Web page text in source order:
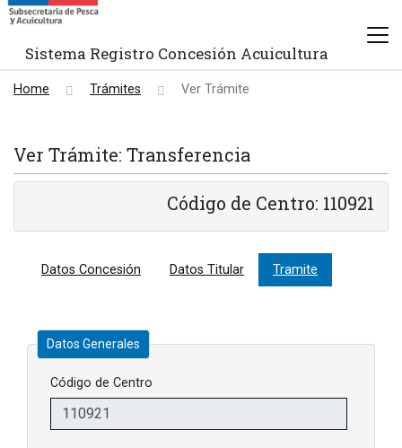
Sistema Registro Concesión Acuicultura
Home Trámites Ver Trámite
Ver Trámite: Transferencia
Código de Centro: 110921
Datos Concesión Datos Titular Tramite
Datos Generales
Código de Centro